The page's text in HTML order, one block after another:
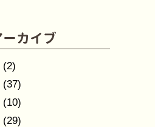
(2)
(37)
(10)
(29)